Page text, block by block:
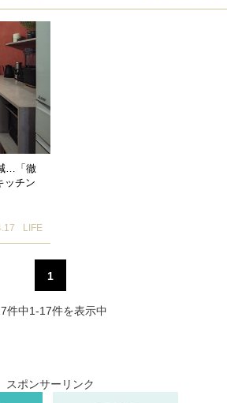
…「徹
ッチン
LIFE
1
件中1-17件を表示中
スポンサーリンク